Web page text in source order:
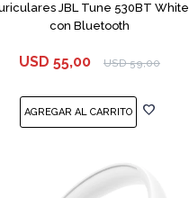
JBL Tune 530BT White
con Bluetooth
USD 55,00 USD 59,00